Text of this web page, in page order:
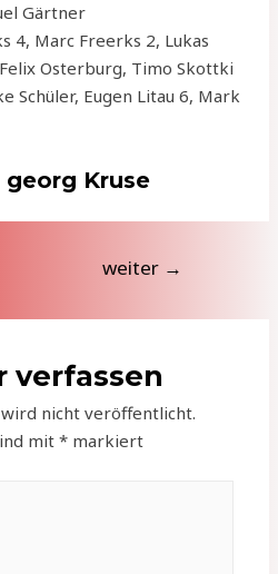
Gärtner
4, Marc Freerks 2, Lukas
Osterburg, Timo Skottki
Schüler, Eugen Litau 6, Mark
Kruse
weiter →
verfassen
nicht veröffentlicht.
mit* markiert